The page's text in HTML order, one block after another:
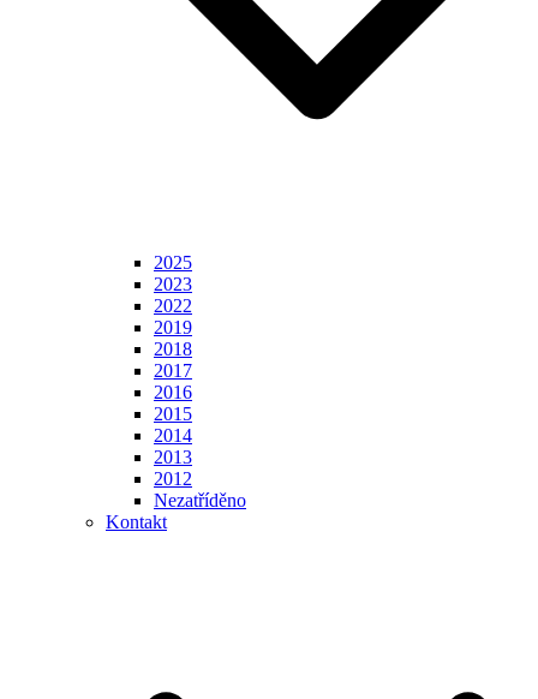
2025
2023
2022
2019
2018
2017
2016
2015
2014
2013
2012
Nezatříděno
Kontakt